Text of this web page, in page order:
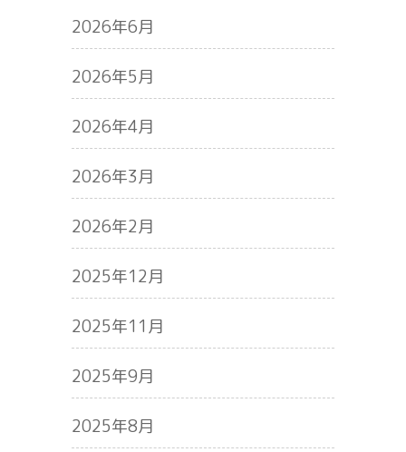
2026年6月
2026年5月
2026年4月
2026年3月
2026年2月
2025年12月
2025年11月
2025年9月
2025年8月